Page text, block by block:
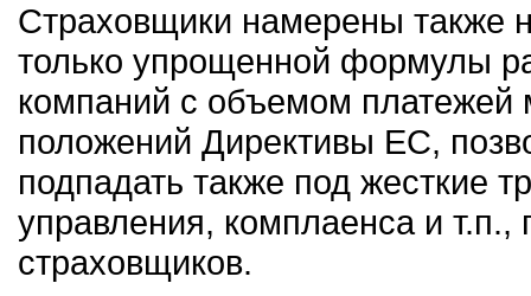
Страховщики намерены также
только упрощенной формулы
компаний с объемом платежей
положений Директивы ЕС,
подпадать также под жесткие
управления, комплаенса и
страховщиков.